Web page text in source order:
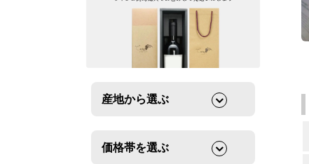
産地から選ぶ
価格帯を選ぶ